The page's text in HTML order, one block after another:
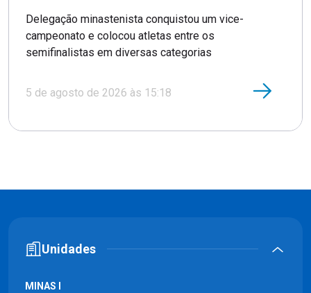
Delegação minastenista conquistou um vice-
campeonato e colocou atletas entre os
semifinalistas em diversas categorias
5 de agosto de 2026 às 15:18
Unidades
MINAS I